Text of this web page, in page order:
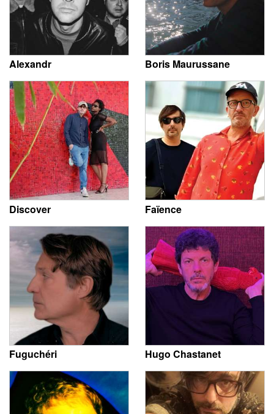
Alexandr Boris Maurussane
Discover Faïence
Fuguchéri Hugo Chastanet